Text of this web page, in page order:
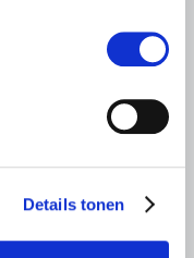
Details tonen